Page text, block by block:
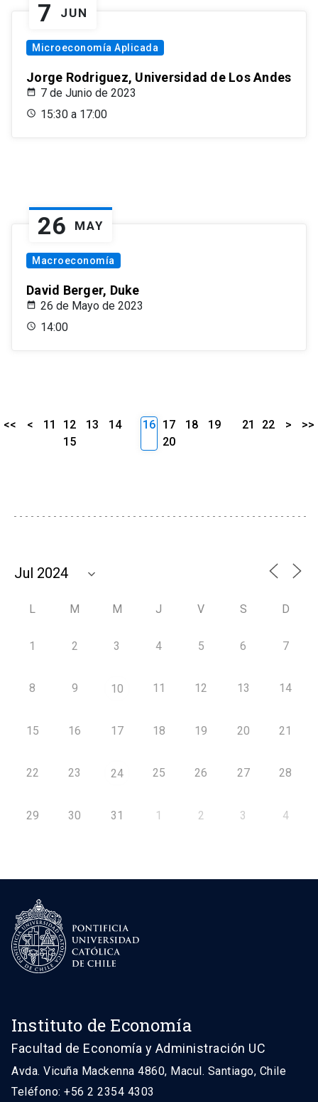
7 JUN
Microeconomía Aplicada
Jorge Rodriguez, Universidad de Los Andes
7 de Junio de 2023
15:30 a 17:00
26 MAY
Macroeconomía
David Berger, Duke
26 de Mayo de 2023
14:00
<< < 11 12 13
14
15
16 17 18
19
20
21 22 > >>
L M M J V S D
1 2 3 4 5 6 7
8 9 10 11 12 13 14
15 16 17 18 19 20 21
22 23 24 25 26 27 28
29 30 31 1 2 3 4
Instituto de Economía
Facultad de Economía y Administración UC
Avda. Vicuña Mackenna 4860, Macul. Santiago, Chile
Teléfono: +56 2 2354 4303